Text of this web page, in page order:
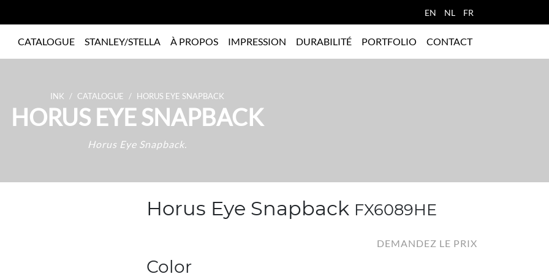
EN NL FR
CATALOGUE
STANLEY/STELLA À PROPOS IMPRESSION DURABILITÉ PORTFOLIO CONTACT
INK CATALOGUE HORUS EYE SNAPBACK
HORUS EYE SNAPBACK
Horus Eye Snapback.
Horus Eye Snapback FX6089HE
DEMANDEZ LE PRIX
Color